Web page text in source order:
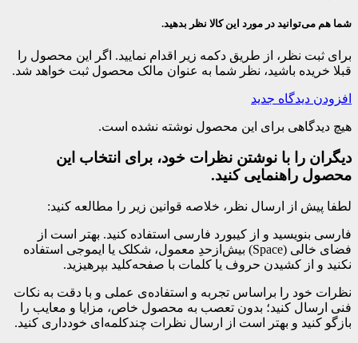
شما هم می‌توانید در مورد این کالا نظر بدهید.
برای ثبت نظر، از طریق دکمه زیر اقدام نمایید. اگر این محصول را
قبلا خریده باشید، نظر شما به عنوان مالک محصول ثبت خواهد شد.
افزودن دیدگاه جدید
هیچ دیدگاهی برای این محصول نوشته نشده است.
دیگران را با نوشتن نظرات خود، برای انتخاب این
محصول راهنمایی کنید.
لطفا پیش از ارسال نظر، خلاصه قوانین زیر را مطالعه کنید:
فارسی بنویسید و از کیبورد فارسی استفاده کنید. بهتر است از
فضای خالی (Space) بیش‌از‌حدِ معمول، شکلک یا ایموجی استفاده
نکنید و از کشیدن حروف یا کلمات با صفحه‌کلید بپرهیزید.
نظرات خود را براساس تجربه و استفاده‌ی عملی و با دقت به نکات
فنی ارسال کنید؛ بدون تعصب به محصول خاص، مزایا و معایب را
بازگو کنید و بهتر است از ارسال نظرات چندکلمه‌‌ای خودداری کنید.